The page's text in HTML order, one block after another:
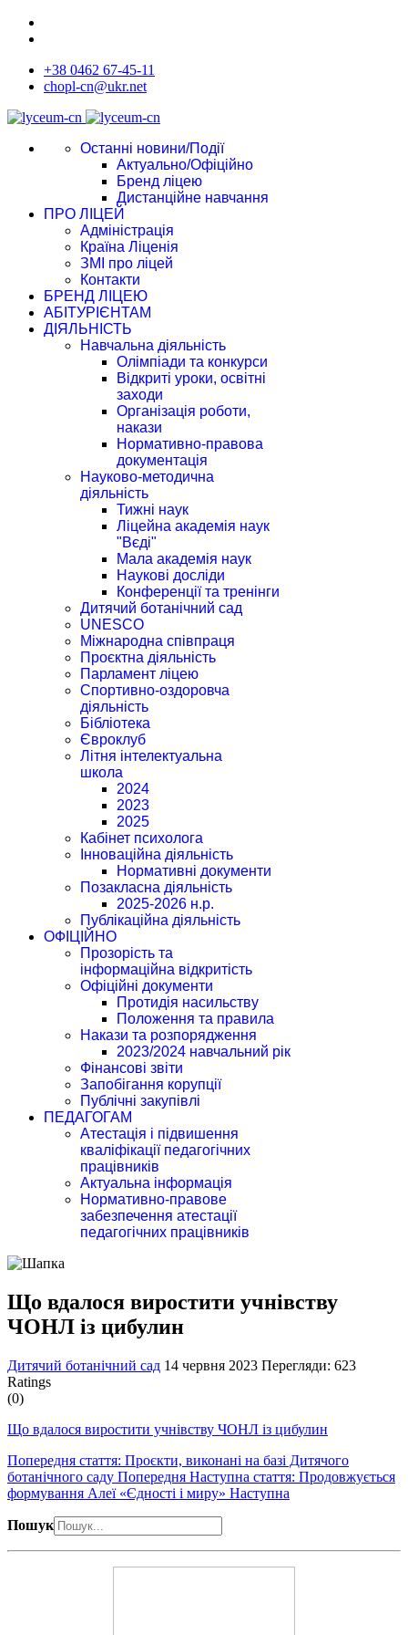
+38 0462 67-45-11
chopl-cn@ukr.net
Останні новини/Події
Актуально/Офіційно
Бренд ліцею
Дистанційне навчання
ПРО ЛІЦЕЙ
Адміністрація
Країна Ліценія
ЗМІ про ліцей
Контакти
БРЕНД ЛІЦЕЮ
АБІТУРІЄНТАМ
ДІЯЛЬНІСТЬ
Навчальна діяльність
Олімпіади та конкурси
Відкриті уроки, освітні
заходи
Організація роботи,
накази
Нормативно-правова
документація
Науково-методична
діяльність
Тижні наук
Ліцейна академія наук
"Вєді"
Мала академія наук
Наукові досліди
Конференції та тренінги
Дитячий ботанічний сад
UNESCO
Міжнародна співпраця
Проєктна діяльність
Парламент ліцею
Спортивно-оздоровча
діяльність
Бібліотека
Євроклуб
Літня інтелектуальна
школа
2024
2023
2025
Кабінет психолога
Інноваційна діяльність
Нормативні документи
Позакласна діяльність
2025-2026 н.р.
Публікаційна діяльність
ОФІЦІЙНО
Прозорість та
інформаційна відкритість
Офіційні документи
Протидія насильству
Положення та правила
Накази та розпорядження
2023/2024 навчальний рік
Фінансові звіти
Запобігання корупції
Публічні закупівлі
ПЕДАГОГАМ
Атестація і підвишення
кваліфікації педагогічних
працівників
Актуальна інформація
Нормативно-правове
забезпечення атестації
педагогічних працівників
Що вдалося виростити учнівству
ЧОНЛ із цибулин
Дитячий ботанічний сад 14 червня 2023 Перегляди: 623
Ratings
(0)
Що вдалося виростити учнівству ЧОНЛ із цибулин
Попередня стаття: Проєкти, виконані на базі Дитячого
ботанічного саду Попередня Наступна стаття: Продовжується
формування Алеї «Єдності і миру» Наступна
Пошук